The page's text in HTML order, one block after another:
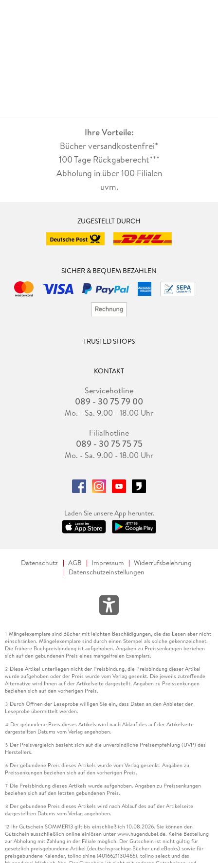
Ihre Vorteile:
Bücher versandkostenfrei*
100 Tage Rückgaberecht***
Abholung in über 100 Filialen
uvm.
ZUGESTELLT DURCH
SICHER & BEQUEM BEZAHLEN
TRUSTED SHOPS
KONTAKT
Servicehotline
089 - 30 75 79 00
Mo. - Sa. 9.00 - 18.00 Uhr
Filialhotline
089 - 30 75 75 75
Mo. - Sa. 9.00 - 18.00 Uhr
Laden Sie unsere App herunter.
Datenschutz AGB Impressum
Widerrufsbelehrung
Datenschutzeinstellungen
1 Mängelexemplare sind Bücher mit leichten Beschädigungen, die das Lesen aber nicht
einschränken. Mängelexemplare sind durch einen Stempel als solche gekennzeichnet.
Die frühere Buchpreisbindung ist aufgehoben. Angaben zu Preissenkungen beziehen
sich auf den gebundenen Preis eines mangelfreien Exemplars.
2 Diese Artikel unterliegen nicht der Preisbindung, die Preisbindung dieser Artikel
wurde aufgehoben oder der Preis wurde vom Verlag gesenkt. Die jeweils zutreffende
Alternative wird Ihnen auf der Artikelseite dargestellt. Angaben zu Preissenkungen
beziehen sich auf den vorherigen Preis.
3 Durch Öffnen der Leseprobe willigen Sie ein, dass Daten an den Anbieter der
Leseprobe übermittelt werden.
4 Der gebundene Preis dieses Artikels wird nach Ablauf des auf der Artikelseite
dargestellten Datums vom Verlag angehoben.
5 Der Preisvergleich bezieht sich auf die unverbindliche Preisempfehlung (UVP) des
Herstellers.
6 Der gebundene Preis dieses Artikels wurde vom Verlag gesenkt. Angaben zu
Preissenkungen beziehen sich auf den vorherigen Preis.
7 Die Preisbindung dieses Artikels wurde aufgehoben. Angaben zu Preissenkungen
beziehen sich auf den letzten gebundenen Preis.
8 Der gebundene Preis dieses Artikels wird nach Ablauf des auf der Artikelseite
dargestellten Datums vom Verlag angehoben.
12 Ihr Gutschein SOMMER13 gilt bis einschließlich 10.08.2026. Sie können den
Gutschein ausschließlich online einlösen unter www.hugendubel.de. Keine Bestellung
zur Abholung mit Zahlung in der Filiale möglich. Der Gutschein ist nicht gültig für
gesetzlich preisgebundene Artikel (deutschsprachige Bücher und eBooks) sowie für
preisgebundene Kalender, tolino shine (4016621130466), tolino select und das